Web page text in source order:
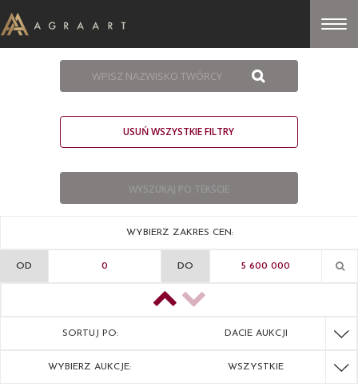
USUŃ WSZYSTKIE FILTRY
WYBIERZ ZAKRES CEN:
OD DO
SORTUJ PO: DACIE AUKCJI
WYBIERZ AUKCJE: WSZYSTKIE